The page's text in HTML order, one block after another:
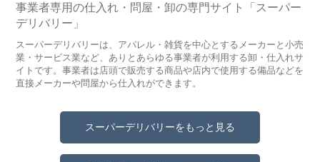
事業者専用の仕入れ・問屋・卸の専門サイト「スーパー
デリバリー」
スーパーデリバリーは、アパレル・雑貨を中心とするメーカーと小売
業・サービス業など、ありとあらゆる事業者が利用する卸・仕入れサ
イトです。事業者は店頭で販売する商品や店内で使用する備品などを
直接メーカーや問屋から仕入れができます。
スーパーデリバリーをもっと見る